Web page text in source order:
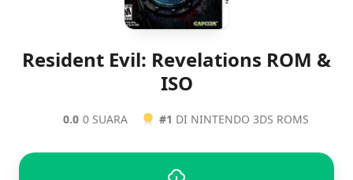
Resident Evil: Revelations ROM &
ISO
0.0 0 SUARA #1 DI NINTENDO 3DS ROMS